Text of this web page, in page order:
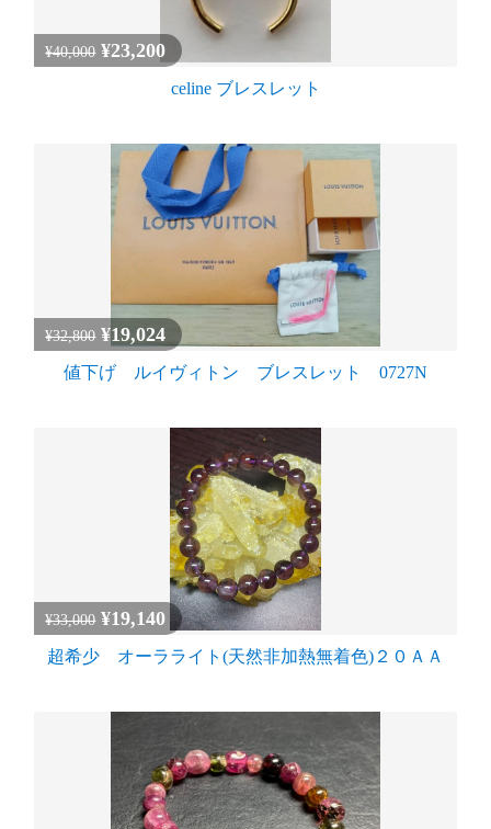
¥40,000 ¥23,200
celine ブレスレット
¥32,800 ¥19,024
値下げ ルイヴィトン ブレスレット 0727N
¥33,000 ¥19,140
超希少 オーラライト(天然非加熱無着色)２０ＡＡ